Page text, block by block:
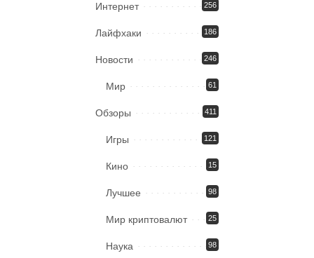
Интернет 256
Лайфхаки 186
Новости 246
Мир 61
Обзоры 411
Игры 121
Кино 15
Лучшее 98
Мир криптовалют 25
Наука 98